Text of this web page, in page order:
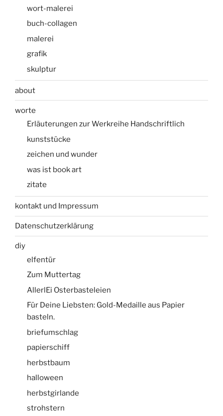
wort-malerei
buch-collagen
malerei
grafik
skulptur
about
worte
Erläuterungen zur Werkreihe Handschriftlich
kunststücke
zeichen und wunder
was ist book art
zitate
kontakt und Impressum
Datenschutzerklärung
diy
elfentür
Zum Muttertag
AllerlEi Osterbasteleien
Für Deine Liebsten: Gold-Medaille aus Papier
basteln.
briefumschlag
papierschiff
herbstbaum
halloween
herbstgirlande
strohstern